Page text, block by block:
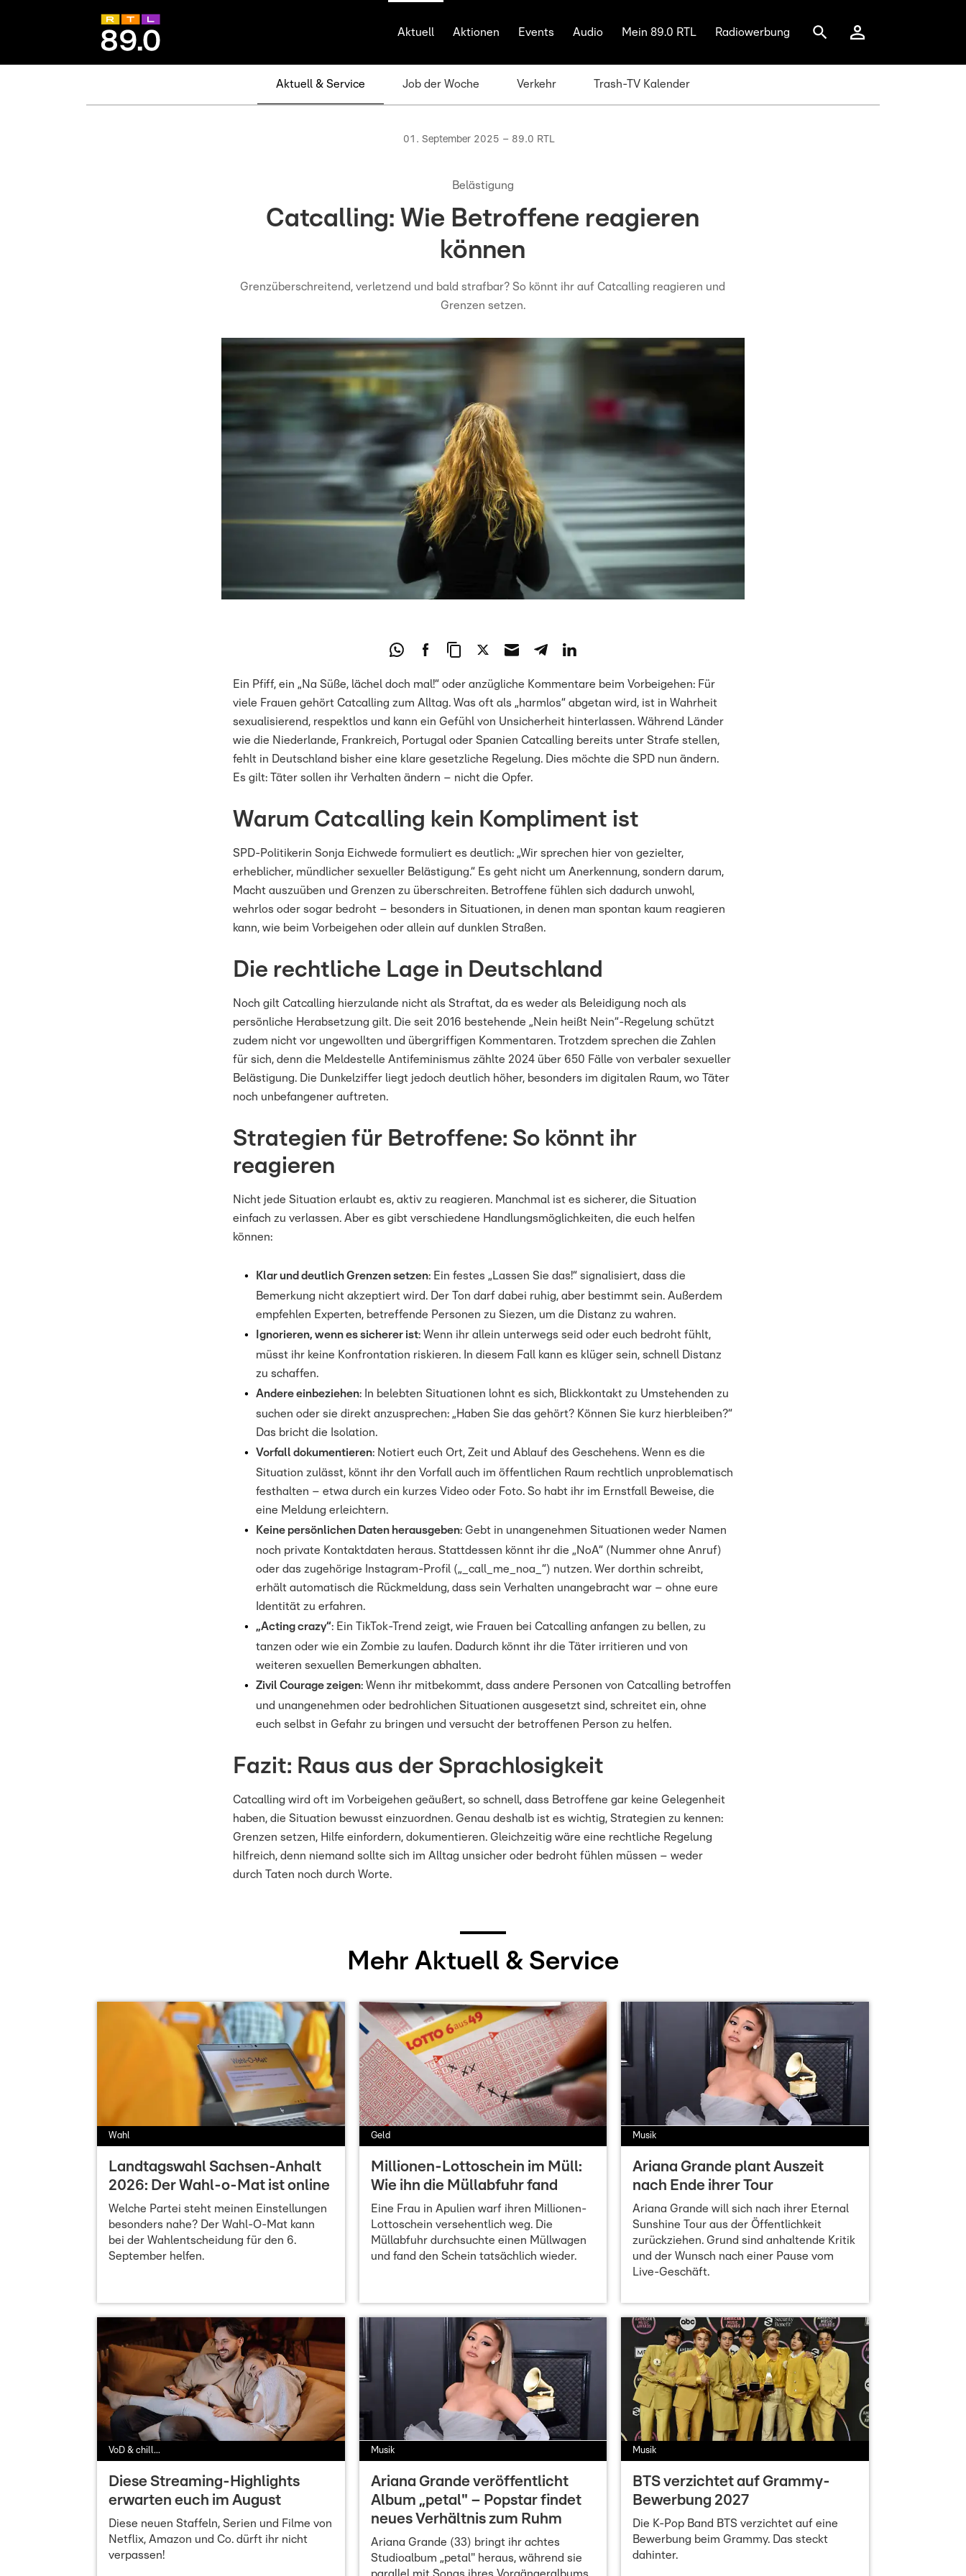
Aktuell
Aktuell & Service Job der Woche Verkehr Trash-TV Kalender
Aktionen Events Audio Mein 89.0 RTL Radiowerbung
01. September 2025 – 89.0 RTL
Belästigung
Catcalling: Wie Betroffene reagieren
können
Grenzüberschreitend, verletzend und bald strafbar? So könnt ihr auf Catcalling reagieren und
Grenzen setzen.
Ein Pfiff, ein „Na Süße, lächel doch mal!“ oder anzügliche Kommentare beim Vorbeigehen: Für
viele Frauen gehört Catcalling zum Alltag. Was oft als „harmlos“ abgetan wird, ist in Wahrheit
sexualisierend, respektlos und kann ein Gefühl von Unsicherheit hinterlassen. Während Länder
wie die Niederlande, Frankreich, Portugal oder Spanien Catcalling bereits unter Strafe stellen,
fehlt in Deutschland bisher eine klare gesetzliche Regelung. Dies möchte die SPD nun ändern.
Es gilt: Täter sollen ihr Verhalten ändern – nicht die Opfer.
Warum Catcalling kein Kompliment ist
SPD-Politikerin Sonja Eichwede formuliert es deutlich: „Wir sprechen hier von gezielter,
erheblicher, mündlicher sexueller Belästigung.“ Es geht nicht um Anerkennung, sondern darum,
Macht auszuüben und Grenzen zu überschreiten. Betroffene fühlen sich dadurch unwohl,
wehrlos oder sogar bedroht – besonders in Situationen, in denen man spontan kaum reagieren
kann, wie beim Vorbeigehen oder allein auf dunklen Straßen.
Die rechtliche Lage in Deutschland
Noch gilt Catcalling hierzulande nicht als Straftat, da es weder als Beleidigung noch als
persönliche Herabsetzung gilt. Die seit 2016 bestehende „Nein heißt Nein“-Regelung schützt
zudem nicht vor ungewollten und übergriffigen Kommentaren. Trotzdem sprechen die Zahlen
für sich, denn die Meldestelle Antifeminismus zählte 2024 über 650 Fälle von verbaler sexueller
Belästigung. Die Dunkelziffer liegt jedoch deutlich höher, besonders im digitalen Raum, wo Täter
noch unbefangener auftreten.
Strategien für Betroffene: So könnt ihr
reagieren
Nicht jede Situation erlaubt es, aktiv zu reagieren. Manchmal ist es sicherer, die Situation
einfach zu verlassen. Aber es gibt verschiedene Handlungsmöglichkeiten, die euch helfen
können:
Klar und deutlich Grenzen setzen: Ein festes „Lassen Sie das!“ signalisiert, dass die
Bemerkung nicht akzeptiert wird. Der Ton darf dabei ruhig, aber bestimmt sein. Außerdem
empfehlen Experten, betreffende Personen zu Siezen, um die Distanz zu wahren.
Ignorieren, wenn es sicherer ist: Wenn ihr allein unterwegs seid oder euch bedroht fühlt,
müsst ihr keine Konfrontation riskieren. In diesem Fall kann es klüger sein, schnell Distanz
zu schaffen.
Andere einbeziehen: In belebten Situationen lohnt es sich, Blickkontakt zu Umstehenden zu
suchen oder sie direkt anzusprechen: „Haben Sie das gehört? Können Sie kurz hierbleiben?“
Das bricht die Isolation.
Vorfall dokumentieren: Notiert euch Ort, Zeit und Ablauf des Geschehens. Wenn es die
Situation zulässt, könnt ihr den Vorfall auch im öffentlichen Raum rechtlich unproblematisch
festhalten – etwa durch ein kurzes Video oder Foto. So habt ihr im Ernstfall Beweise, die
eine Meldung erleichtern.
Keine persönlichen Daten herausgeben: Gebt in unangenehmen Situationen weder Namen
noch private Kontaktdaten heraus. Stattdessen könnt ihr die „NoA“ (Nummer ohne Anruf)
oder das zugehörige Instagram-Profil („_call_me_noa_“) nutzen. Wer dorthin schreibt,
erhält automatisch die Rückmeldung, dass sein Verhalten unangebracht war – ohne eure
Identität zu erfahren.
„Acting crazy“: Ein TikTok-Trend zeigt, wie Frauen bei Catcalling anfangen zu bellen, zu
tanzen oder wie ein Zombie zu laufen. Dadurch könnt ihr die Täter irritieren und von
weiteren sexuellen Bemerkungen abhalten.
Zivil Courage zeigen: Wenn ihr mitbekommt, dass andere Personen von Catcalling betroffen
und unangenehmen oder bedrohlichen Situationen ausgesetzt sind, schreitet ein, ohne
euch selbst in Gefahr zu bringen und versucht der betroffenen Person zu helfen.
Fazit: Raus aus der Sprachlosigkeit
Catcalling wird oft im Vorbeigehen geäußert, so schnell, dass Betroffene gar keine Gelegenheit
haben, die Situation bewusst einzuordnen. Genau deshalb ist es wichtig, Strategien zu kennen:
Grenzen setzen, Hilfe einfordern, dokumentieren. Gleichzeitig wäre eine rechtliche Regelung
hilfreich, denn niemand sollte sich im Alltag unsicher oder bedroht fühlen müssen – weder
durch Taten noch durch Worte.
Mehr Aktuell & Service
Wahl
Landtagswahl Sachsen-Anhalt
2026: Der Wahl-o-Mat ist online
Welche Partei steht meinen Einstellungen
besonders nahe? Der Wahl-O-Mat kann
bei der Wahlentscheidung für den 6.
September helfen.
Geld
Millionen-Lottoschein im Müll:
Wie ihn die Müllabfuhr fand
Eine Frau in Apulien warf ihren Millionen-
Lottoschein versehentlich weg. Die
Müllabfuhr durchsuchte einen Müllwagen
und fand den Schein tatsächlich wieder.
Musik
Ariana Grande plant Auszeit
nach Ende ihrer Tour
Ariana Grande will sich nach ihrer Eternal
Sunshine Tour aus der Öffentlichkeit
zurückziehen. Grund sind anhaltende Kritik
und der Wunsch nach einer Pause vom
Live-Geschäft.
VoD & chill...
Diese Streaming-Highlights
erwarten euch im August
Diese neuen Staffeln, Serien und Filme von
Netflix, Amazon und Co. dürft ihr nicht
verpassen!
Musik
Ariana Grande veröffentlicht
Album „petal" – Popstar findet
neues Verhältnis zum Ruhm
Ariana Grande (33) bringt ihr achtes
Studioalbum „petal" heraus, während sie
Musik
BTS verzichtet auf Grammy-
Bewerbung 2027
Die K-Pop Band BTS verzichtet auf eine
Bewerbung beim Grammy. Das steckt
dahinter.